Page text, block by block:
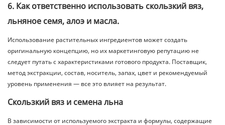
6. Как ответственно использовать скользкий вяз,
льняное семя, алоэ и масла.
Использование растительных ингредиентов может создать
оригинальную концепцию, но их маркетинговую репутацию не
следует путать с характеристиками готового продукта. Поставщик,
метод экстракции, состав, носитель, запах, цвет и рекомендуемый
уровень применения — все это влияет на результат.
Скользкий вяз и семена льна
В зависимости от используемого экстракта и формулы, содержащие